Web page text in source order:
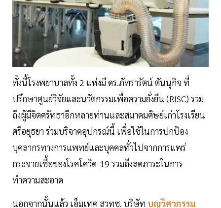
ทั้งนี้โรงพยาบาลทั้ง 2 แห่งมี ดร.ภัทรารัตน์ ตันนุกิจ ที่
ปรึกษาศูนย์วิจัยและนวัตกรรมเพื่อความยั่งยืน (RISC) รวม
ถึงผู้มีจิตศรัทธาอีกหลายท่านและสมาคมศิษย์เก่าโรงเรียน
ศรีอยุธยา ร่วมบริจาคอุปกรณ์นี้ เพื่อใช้ในการปกป้อง
บุคลากรทางการแพทย์และบุคคลทั่วไปจากการแพร่
กระจายเชื้อของโรคโควิด-19 รวมถึงลดภาระในการ
ทำความสะอาด
นอกจากนั้นแล้ว เอ็มเทค สวทช. บริษัท บุญวิศวกรรม